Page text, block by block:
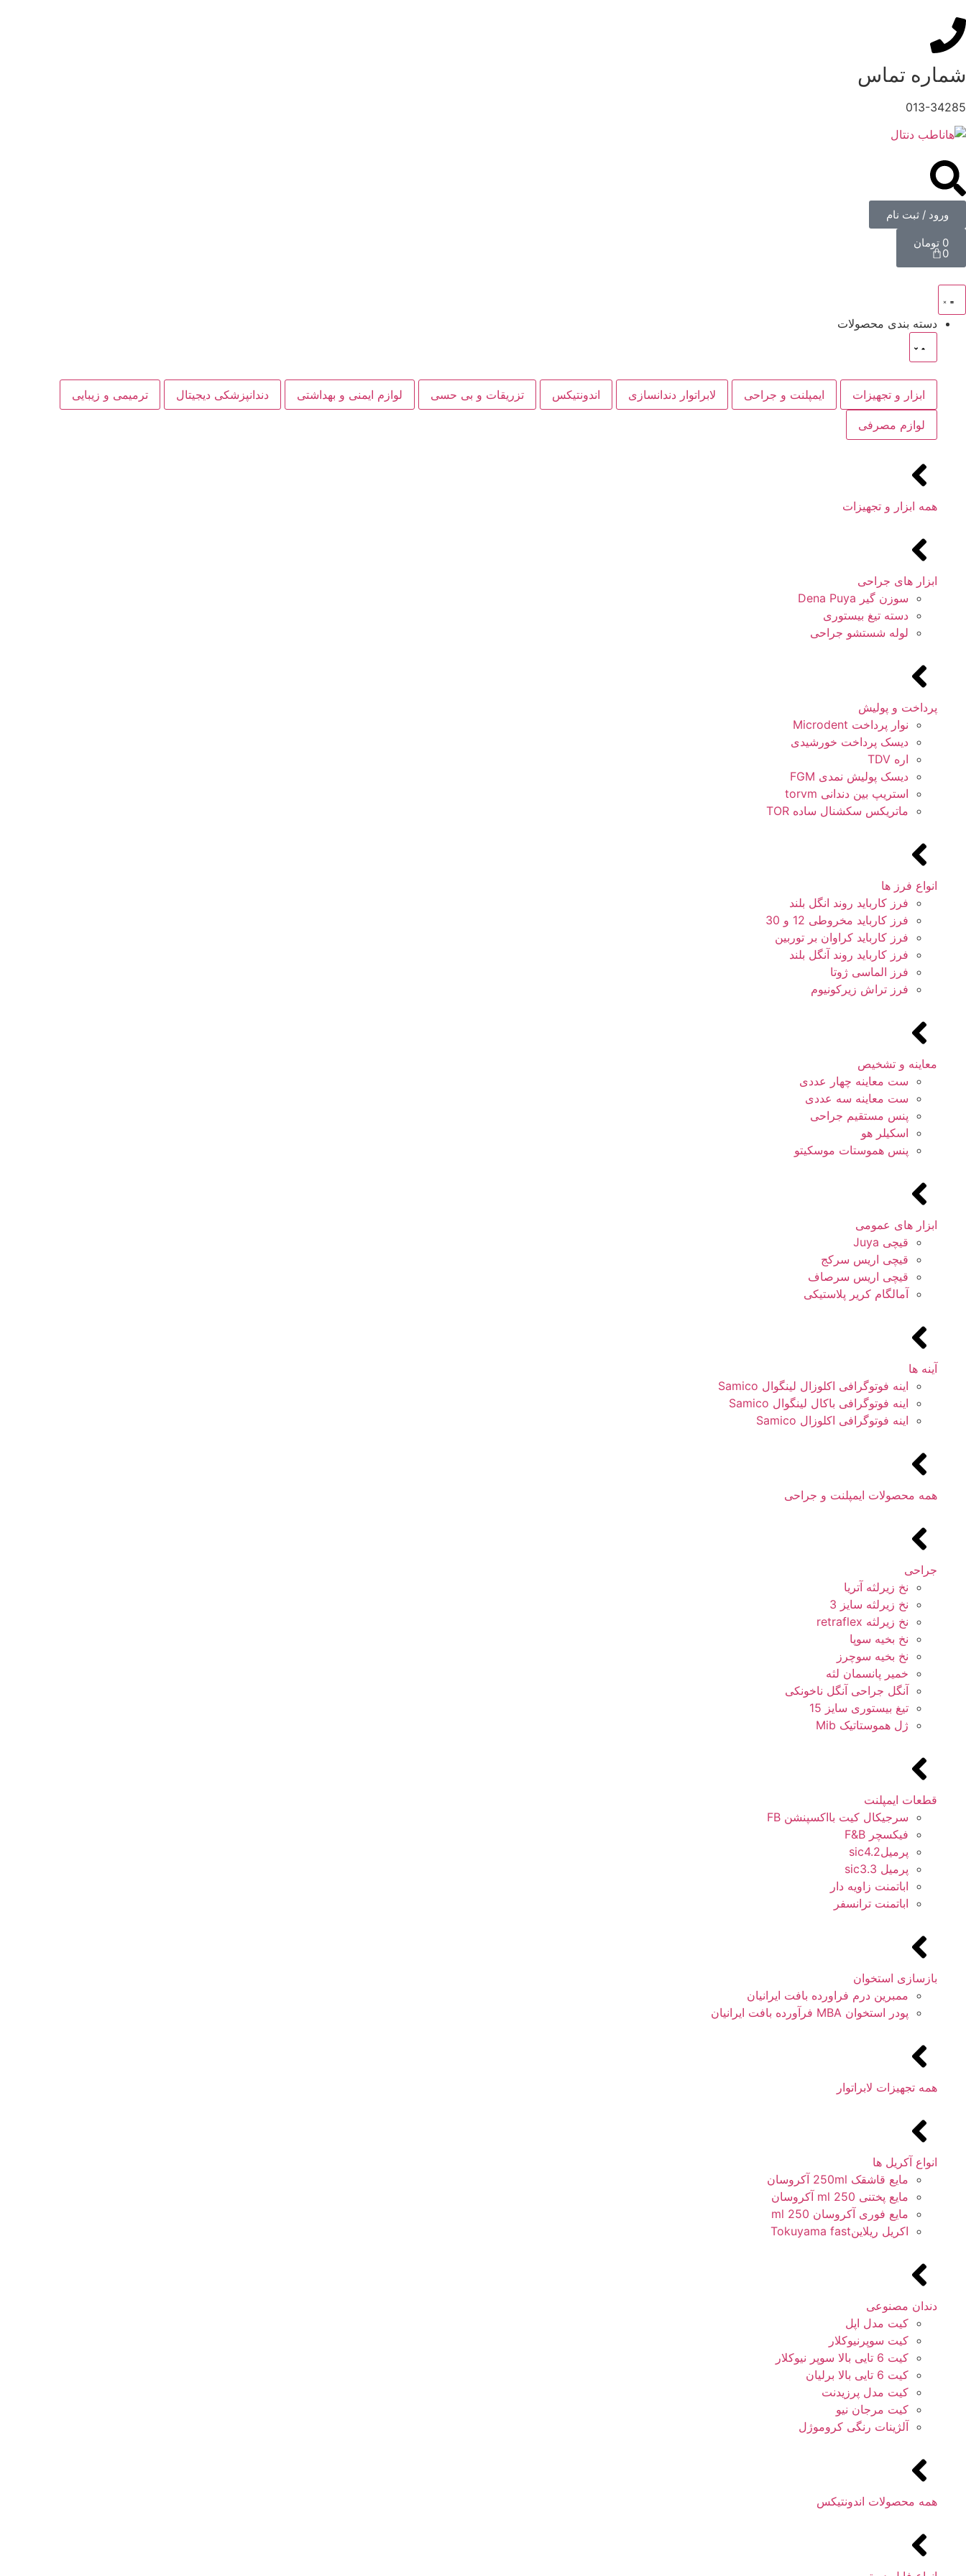
شماره تماس
013-34285
ورود / ثبت نام
0 تومان
0
دسته بندی محصولات
ابزار و تجهیزات ایمپلنت و جراحی لابراتوار دندانسازی اندونتیکس تزریقات و بی حسی لوازم ایمنی و بهداشتی دندانپزشکی دیجیتال ترمیمی و زیبایی
لوازم مصرفی
همه ابزار و تجهیزات
ابزار های جراحی
سوزن گیر Dena Puya
دسته تیغ بیستوری
لوله شستشو جراحی
پرداخت و پولیش
نوار پرداخت Microdent
دیسک پرداخت خورشیدی
اره TDV
دیسک پولیش نمدی FGM
استریپ بین دندانی torvm
ماتریکس سکشنال ساده TOR
انواع فرز ها
فرز کارباید روند انگل بلند
فرز کارباید مخروطی 12 و 30
فرز کارباید کراوان بر توربین
فرز کارباید روند آنگل بلند
فرز الماسی ژوتا
فرز تراش زیرکونیوم
معاینه و تشخیص
ست معاینه چهار عددی
ست معاینه سه عددی
پنس مستقیم جراحی
اسکیلر هو
پنس هموستات موسکیتو
ابزار های عمومی
قیچی Juya
قیچی اریس سرکج
قیچی اریس سرصاف
آمالگام کریر پلاستیکی
آینه ها
اینه فوتوگرافی اکلوزال لینگوال Samico
اینه فوتوگرافی باکال لینگوال Samico
اینه فوتوگرافی اکلوزال Samico
همه محصولات ایمپلنت و جراحی
جراحی
نخ زیرلثه آتریا
نخ زیرلثه سایز 3
نخ زیرلثه retraflex
نخ بخیه سوپا
نخ بخیه سوچرز
خمیر پانسمان لثه
آنگل جراحی آنگل ناخونکی
تیغ بیستوری سایز 15
ژل هموستاتیک Mib
قطعات ایمپلنت
سرجیکال کیت بااکسپنشن FB
فیکسچر F&B
پرمیلsic4.2
پرمیل sic3.3
اباتمنت زاویه دار
اباتمنت ترانسفر
بازسازی استخوان
ممبرین درم فراورده بافت ایرانیان
پودر استخوان MBA فرآورده بافت ایرانیان
همه تجهیزات لابراتوار
انواع آکریل ها
مایع قاشقک 250ml آکروسان
مایع پختنی 250 ml آکروسان
مایع فوری آکروسان 250 ml
اکریل ریلاینTokuyama fast
دندان مصنوعی
کیت مدل اپل
کیت سوپرنیوکلار
کیت 6 تایی بالا سوپر نیوکلار
کیت 6 تایی بالا برلیان
کیت مدل پرزیدنت
کیت مرجان نیو
آلژینات رنگی کروموژل
همه محصولات اندونتیکس